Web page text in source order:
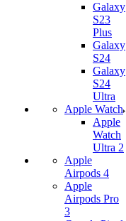
Galaxy
S23
Plus
Galaxy
S24
Galaxy
S24
Ultra
Apple Watch
Apple
Watch
Ultra 2
Apple
Airpods 4
Apple
Airpods Pro
3